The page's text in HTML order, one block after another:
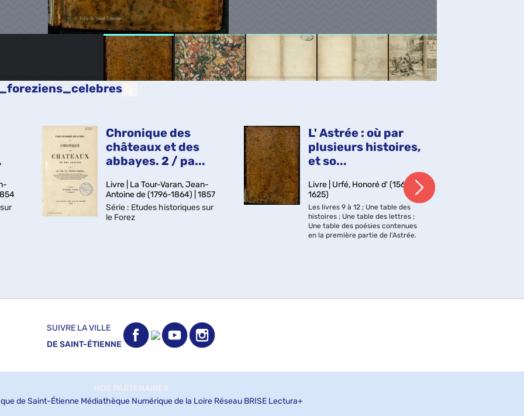
Chronique des
châteaux et des
abbayes. 2 / pa...
Livre | La Tour-Varan, Jean-
Antoine de (1796-1864) | 1857
Série : Etudes historiques sur
le Forez
L' Astrée : où par
plusieurs histoires,
et so...
Livre | Urfé, Honoré d' (1567-
1625)
Les livres 9 à 12 ; Une table des
histoires ; Une table des lettres ;
Une table des poésies contenues
en la première partie de l'Astrée.
SUIVRE LA VILLE
DE SAINT-ÉTIENNE
NOS PARTENAIRES
de Saint-Étienne Médiathèque Numérique de la Loire Réseau BRISE Lectura+